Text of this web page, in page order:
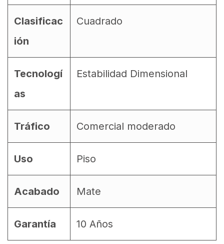
Clasificac
ión
Cuadrado
Tecnologí
as
Estabilidad Dimensional
Tráfico Comercial moderado
Uso Piso
Acabado Mate
Garantía 10 Años